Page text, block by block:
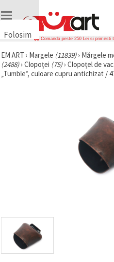
Folosim
uri
🍪 Folosim
cookie-uri
afișa
conținut și
reclame
mai
relevante,
Comanda peste 250 Lei si primesti
EM ART › Margele (11839)› Mărgele
(2488)› Clopoței (75)› Clopoțel de
„Tumble”, culoare cupru antichizat /